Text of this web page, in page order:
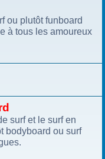
ou plutôt funboard
à tous les amoureux
surf et le surf en
bodyboard ou surf